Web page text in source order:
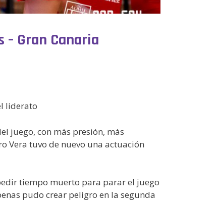
– Gran Canaria
liderato
juego, con más presión, más
Vera tuvo de nuevo una actuación
tiempo muerto para parar el juego
pudo crear peligro en la segunda